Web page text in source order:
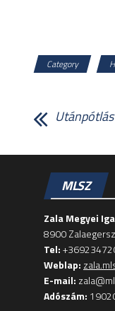
Category
MLSZ
Zala Megyei
8900
Tel:
Weblap:
E-mail:
Adószám: